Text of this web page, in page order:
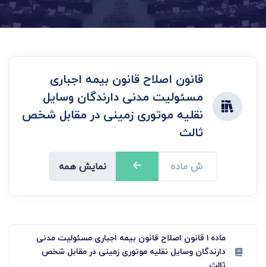
قانون اصلاح قانون بیمه اجباری
مسئولیت مدنی دارندگان وسایل
نقلیه موتوری زمینی در مقابل شخص
ثالث
نمایش همه
ماده ۱ قانون اصلاح قانون بیمه اجباری مسئولیت مدنی
دارندگان وسایل نقلیه موتوری زمینی در مقابل شخص